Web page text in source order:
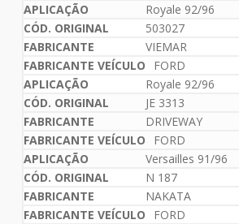
Royale 92/96
503027
VIEMAR
FORD
Royale 92/96
JE 3313
DRIVEWAY
FORD
Versailles 91/96
N 187
NAKATA
FORD